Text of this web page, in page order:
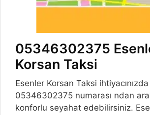
05346302375
Korsan Taksi
Esenler Korsan Taksi
05346302375 numarası ndan
konforlu seyahat edebilirsiniz.